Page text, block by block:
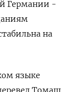
Германии -
на
языке
Томаш